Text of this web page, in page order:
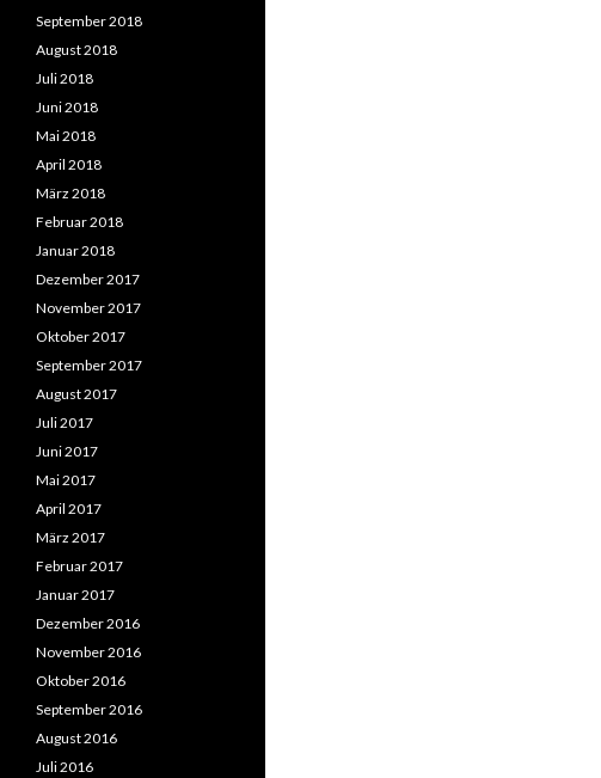
September 2018
August 2018
Juli 2018
Juni 2018
Mai 2018
April 2018
März 2018
Februar 2018
Januar 2018
Dezember 2017
November 2017
Oktober 2017
September 2017
August 2017
Juli 2017
Juni 2017
Mai 2017
April 2017
März 2017
Februar 2017
Januar 2017
Dezember 2016
November 2016
Oktober 2016
September 2016
August 2016
Juli 2016